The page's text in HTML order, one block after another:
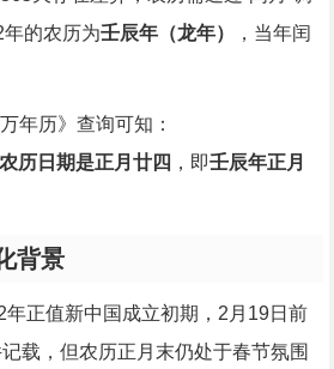
的农历为壬辰年（龙年）
，当年闰
年历》查询可知：
历日期是正月廿四 ，即壬辰年正月
背景
年正值新中国成立初期，2月19日前
载，但农历正月末仍处于春节氛围